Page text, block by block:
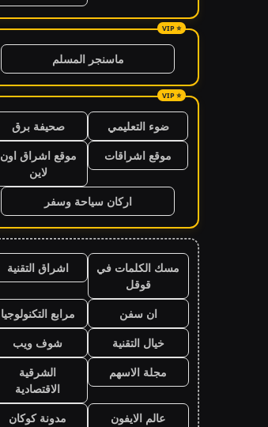
ماسنجر المسلم
ضوء التعليمي
صحيفة برق
موقع اشراقات
موقع اشراق اون
لاين
اركان سياحة وسفر
مسك الكلمات في
قوقل
اشراق التقنية
ان سفن
مرابع التكنولوجيا
خيال التقنية
شوف ويب
مجلة الاسهم
الشرقية
الاقتصادية
عالم الايفون
مدونة كوكان